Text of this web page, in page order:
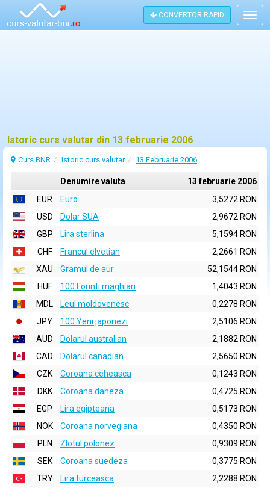
CONVERTOR RAPID
Istoric curs valutar din 13 februarie 2006
Curs BNR Istoric curs valutar 13 Februarie 2006
Denumire valuta
13 februarie 2006
EUR
Euro
3,5272 RON
USD
Dolar SUA
2,9672 RON
GBP
Lira sterlina
5,1594 RON
CHF
Francul elvetian
2,2661 RON
XAU
Gramul de aur
52,1544 RON
HUF
100 Forinti maghiari
1,4043 RON
MDL
Leul moldovenesc
0,2278 RON
JPY
100 Yeni japonezi
2,5106 RON
AUD
Dolarul australian
2,1882 RON
CAD
Dolarul canadian
2,5650 RON
CZK
Coroana ceheasca
0,1243 RON
DKK
Coroana daneza
0,4725 RON
EGP
Lira egipteana
0,5173 RON
NOK
Coroana norvegiana
0,4350 RON
PLN
Zlotul polonez
0,9309 RON
SEK
Coroana suedeza
0,3775 RON
TRY
Lira turceasca
2,2288 RON